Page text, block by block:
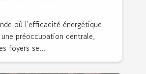
énergétique
foyers
où l'efficacité énergétique
préoccupation centrale,
foyers se...